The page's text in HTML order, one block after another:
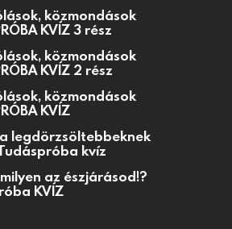
közmondások
KVÍZ 3 rész
közmondások
KVÍZ 2 rész
közmondások
KVÍZ
a legdörzsöltebbeknek
kvíz
az észjárásod!?
KVÍZ